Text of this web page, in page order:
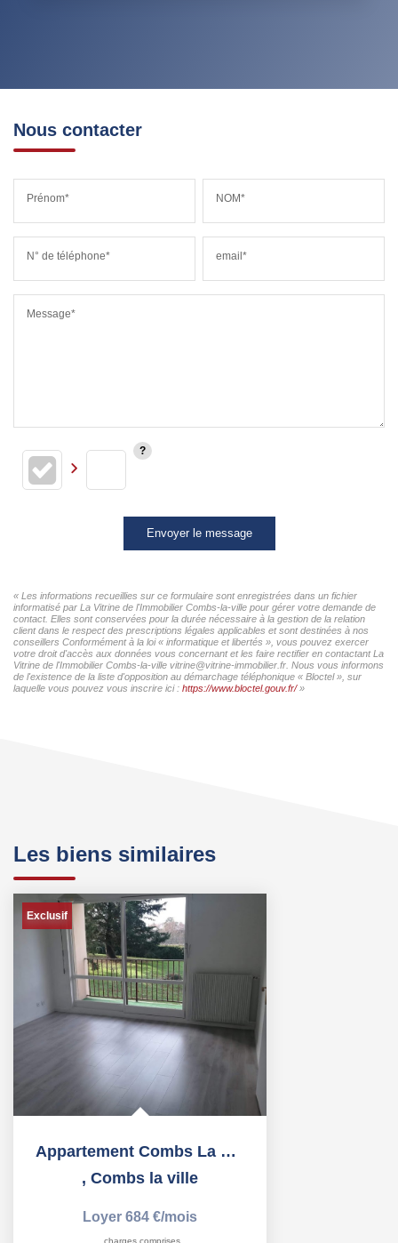
Nous contacter
Prénom* NOM*
N° de téléphone* email*
Message*
Envoyer le message
« Les informations recueillies sur ce formulaire sont enregistrées dans un fichier
informatisé par La Vitrine de l'Immobilier Combs-la-ville pour gérer votre demande de
contact. Elles sont conservées pour la durée nécessaire à la gestion de la relation
client dans le respect des prescriptions légales applicables et sont destinées à nos
conseillers Conformément à la loi « informatique et libertés », vous pouvez exercer
votre droit d'accès aux données vous concernant et les faire rectifier en contactant La
Vitrine de l'Immobilier Combs-la-ville vitrine@vitrine-immobilier.fr. Nous vous informons
de l'existence de la liste d'opposition au démarchage téléphonique « Bloctel », sur
laquelle vous pouvez vous inscrire ici : https://www.bloctel.gouv.fr/»
Les biens similaires
Exclusif
Appartement Combs La Ville 1 pièce(s) 30.30 m2
, Combs la ville
Loyer 684 €/mois
charges comprises